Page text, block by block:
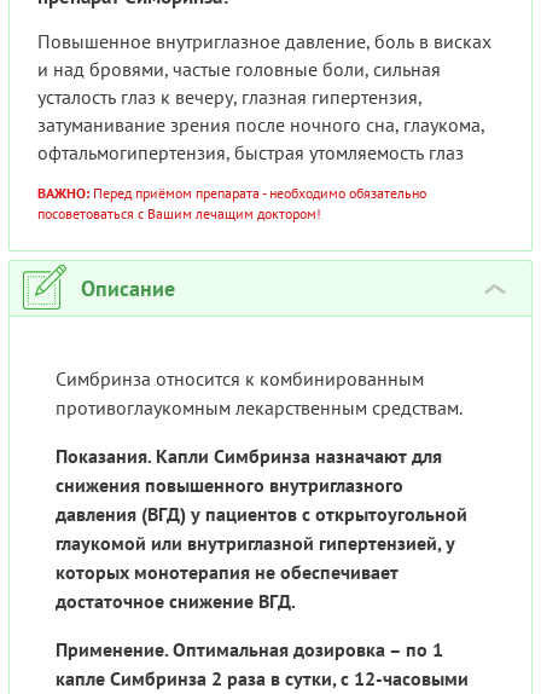
Повышенное внутриглазное давление, боль в висках
и над бровями, частые головные боли, сильная
усталость глаз к вечеру, глазная гипертензия,
затуманивание зрения после ночного сна, глаукома,
офтальмогипертензия, быстрая утомляемость глаз
ВАЖНО: Перед приёмом препарата - необходимо обязательно
посоветоваться с Вашим лечащим доктором!
Описание ›
Симбринза относится к комбинированным
противоглаукомным лекарственным средствам.
Показания. Капли Симбринза назначают для
cнижения повышенного внутриглазного
давления (ВГД) у пациентов с открытоугольной
глаукомой или внутриглазной гипертензией, у
которых монотерапия не обеспечивает
достаточное снижение ВГД.
Применение. Оптимальная дозировка – по 1
капле Симбринза 2 раза в сутки, с 12-часовыми